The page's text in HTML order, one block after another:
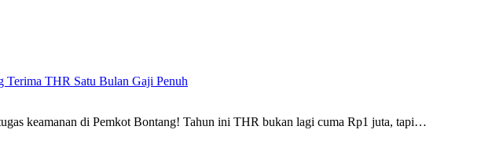
Terima THR Satu Bulan Gaji Penuh
keamanan di Pemkot Bontang! Tahun ini THR bukan lagi cuma Rp1 juta, tapi…